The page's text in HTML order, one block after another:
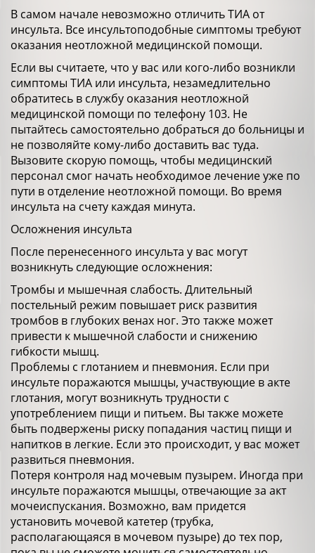
В самом начале невозможно отличить ТИА от
инсульта. Все инсультоподобные симптомы требуют
оказания неотложной медицинской помощи.
Если вы считаете, что у вас или кого-либо возникли
симптомы ТИА или инсульта, незамедлительно
обратитесь в службу оказания неотложной
медицинской помощи по телефону 103. Не
пытайтесь самостоятельно добраться до больницы и
не позволяйте кому-либо доставить вас туда.
Вызовите скорую помощь, чтобы медицинский
персонал смог начать необходимое лечение уже по
пути в отделение неотложной помощи. Во время
инсульта на счету каждая минута.
Осложнения инсульта
После перенесенного инсульта у вас могут
возникнуть следующие осложнения:
Тромбы и мышечная слабость. Длительный
постельный режим повышает риск развития
тромбов в глубоких венах ног. Это также может
привести к мышечной слабости и снижению
гибкости мышц.
Проблемы с глотанием и пневмония. Если при
инсульте поражаются мышцы, участвующие в акте
глотания, могут возникнуть трудности с
употреблением пищи и питьем. Вы также можете
быть подвержены риску попадания частиц пищи и
напитков в легкие. Если это происходит, у вас может
развиться пневмония.
Потеря контроля над мочевым пузырем. Иногда при
инсульте поражаются мышцы, отвечающие за акт
мочеиспускания. Возможно, вам придется
установить мочевой катетер (трубка,
располагающаяся в мочевом пузыре) до тех пор,